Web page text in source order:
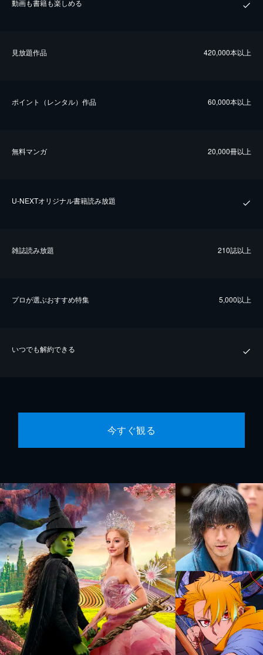
動画も書籍も楽しめる
⾒放題作品 420,000本以上
ポイント（レンタル）作品 60,000本以上
無料マンガ 20,000冊以上
U-NEXTオリジナル書籍読み放題
雑誌読み放題 210誌以上
プロが選ぶおすすめ特集 5,000以上
いつでも解約できる
今すぐ観る